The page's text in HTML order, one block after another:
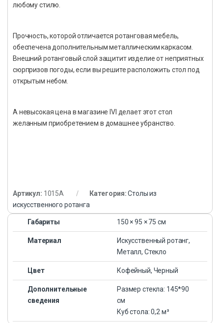
любому стилю.
Прочность, которой отличается ротанговая мебель,
обеспечена дополнительным металлическим каркасом.
Внешний ротанговый слой защитит изделие от неприятных
сюрпризов погоды, если вы решите расположить стол под
открытым небом.
А невысокая цена в магазине IVI делает этот стол
желанным приобретением в домашнее убранство.
Артикул: 1015A Категория:Столы из
искусственного ротанга
Габариты 150 × 95 × 75 см
Материал
Искусственный ротанг,
Металл, Стекло
Цвет Кофейный, Черный
Дополнительные
сведения
Размер стекла: 145*90
см
Куб стола: 0,2 м³